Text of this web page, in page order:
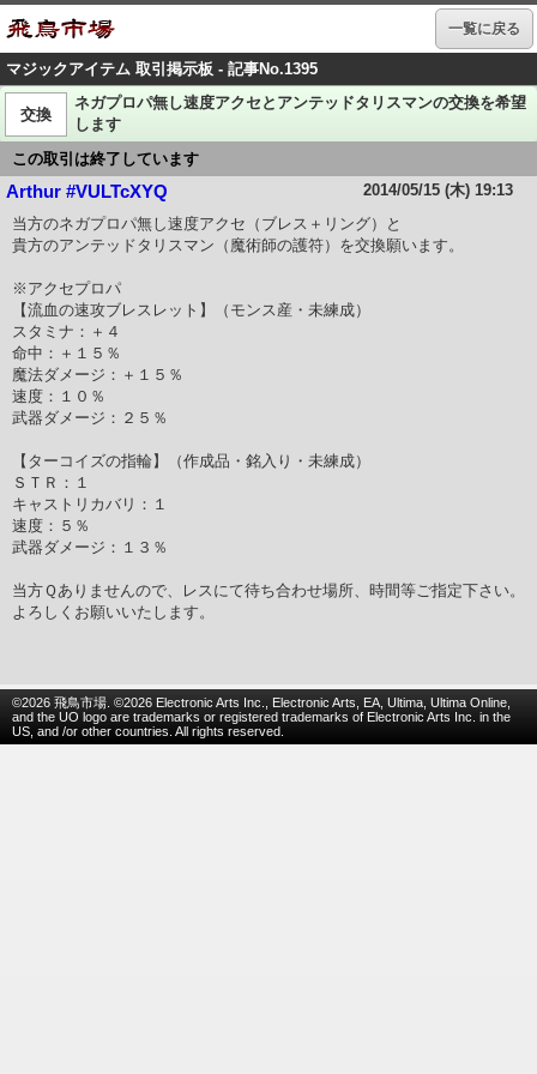
一覧に戻る
マジックアイテム 取引掲示板 - 記事No.1395
交換
ネガプロパ無し速度アクセとアンテッドタリスマンの交換を希望
します
この取引は終了しています
Arthur #VULTcXYQ
2014/05/15 (木) 19:13
当方のネガプロパ無し速度アクセ（ブレス＋リング）と
貴方のアンテッドタリスマン（魔術師の護符）を交換願います。
※アクセプロパ
【流血の速攻ブレスレット】（モンス産・未練成）
スタミナ：＋４
命中：＋１５％
魔法ダメージ：＋１５％
速度：１０％
武器ダメージ：２５％
【ターコイズの指輪】（作成品・銘入り・未練成）
ＳＴＲ：１
キャストリカバリ：１
速度：５％
武器ダメージ：１３％
当方Ｑありませんので、レスにて待ち合わせ場所、時間等ご指定下さい。
よろしくお願いいたします。
©2026 飛鳥市場. ©2026 Electronic Arts Inc., Electronic Arts, EA, Ultima, Ultima Online,
and the UO logo are trademarks or registered trademarks of Electronic Arts Inc. in the
US, and /or other countries. All rights reserved.